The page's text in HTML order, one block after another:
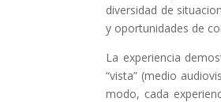
diversidad de
y oportunidades de
La experiencia
“vista” (medio
modo, cada